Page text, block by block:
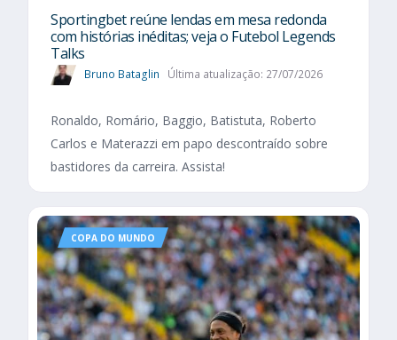
Sportingbet reúne lendas em mesa redonda
com histórias inéditas; veja o Futebol Legends
Talks
Bruno Bataglin Última atualização: 27/07/2026
Ronaldo, Romário, Baggio, Batistuta, Roberto
Carlos e Materazzi em papo descontraído sobre
bastidores da carreira. Assista!
COPA DO MUNDO